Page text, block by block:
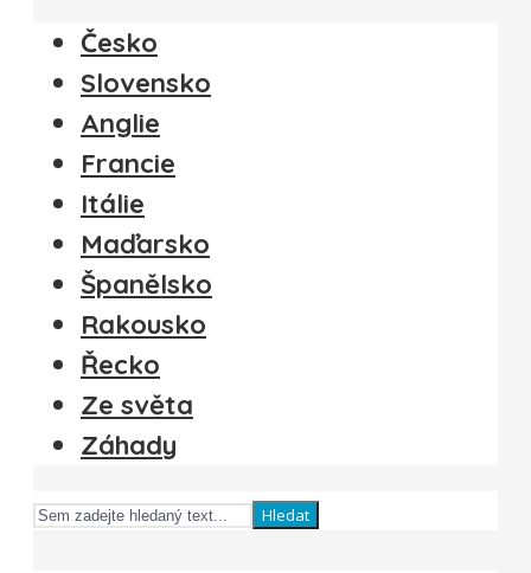
Česko
Slovensko
Anglie
Francie
Itálie
Maďarsko
Španělsko
Rakousko
Řecko
Ze světa
Záhady
Hledat